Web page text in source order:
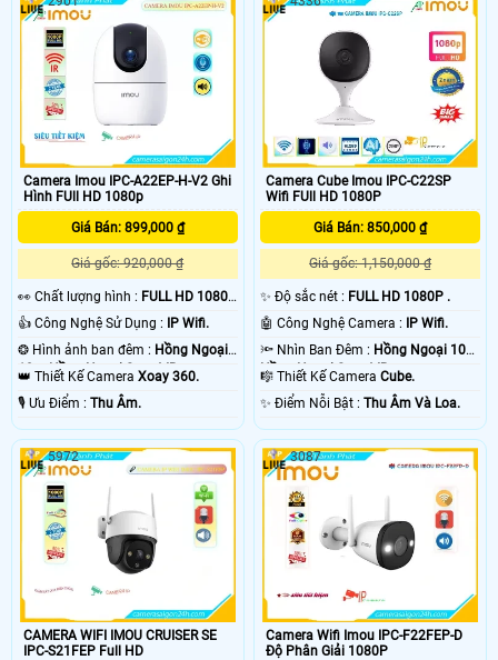
Camera Imou IPC-A22EP-H-V2 Ghi
Hình FUll HD 1080p
Giá Bán: 899,000 ₫
Giá gốc: 920,000 ₫
️👀 Chất lượng hình : FULL HD 1080P
👍 Công Nghệ Sử Dụng : IP Wifi.
❂ Hình ảnh ban đêm : Hồng Ngoại
10m Hồng Ngoại Smart IR.
👑 Thiết Kế Camera Xoay 360.
️🎙 Ưu Điểm : Thu Âm.
Camera Cube Imou IPC-C22SP
Wifi FUll HD 1080P
Giá Bán: 850,000 ₫
Giá gốc: 1,150,000 ₫
✨ Độ sắc nét : FULL HD 1080P .
🤖️ Công Nghệ Camera : IP Wifi.
🔦 Nhìn Ban Đêm : Hồng Ngoại 10m
Hồng Ngoại Smart IR.
🎼️ Thiết Kế CameraCube.
️✨ Điểm Nỗi Bật :Thu Âm Và Loa.
CAMERA WIFI IMOU CRUISER SE
IPC-S21FEP Full HD
5972
Camera Wifi Imou IPC-F22FEP-D
Độ Phân Giải 1080P
3087